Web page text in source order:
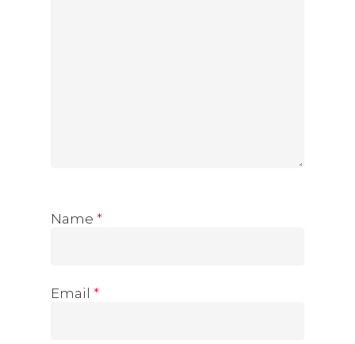
Name *
Email *